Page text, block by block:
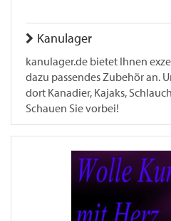
Kanulager
kanulager.de bietet Ihnen
dazu passendes Zubehör an.
dort Kanadier, Kajaks,
Schauen Sie vorbei!